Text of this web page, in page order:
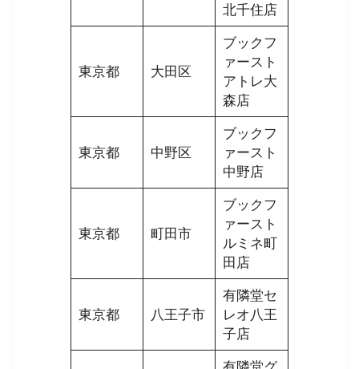
北千住店
東京都 大田区
ブックフ
ァースト
アトレ大
森店
東京都 中野区
ブックフ
ァースト
中野店
東京都 町田市
ブックフ
ァースト
ルミネ町
田店
東京都 八王子市
有隣堂セ
レオ八王
子店